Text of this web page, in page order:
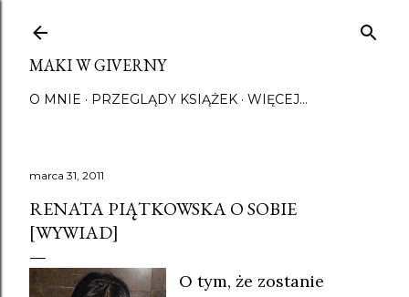
MAKI W GIVERNY
O MNIE PRZEGLĄDY KSIĄŻEK WIĘCEJ…
marca 31, 2011
RENATA PIĄTKOWSKA O SOBIE
[WYWIAD]
O tym, że zostanie